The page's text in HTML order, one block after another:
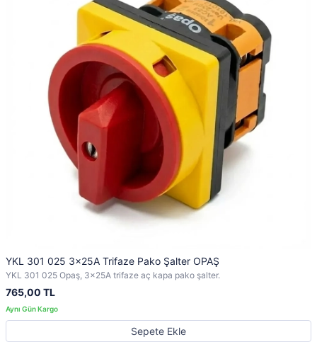
YKL 301 025 3x25A Trifaze Pako Şalter OPAŞ
YKL 301 025 Opaş, 3x25A trifaze aç kapa pako şalter.
765,00 TL
Sepete Ekle